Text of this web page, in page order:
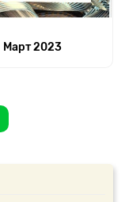
Март 2023